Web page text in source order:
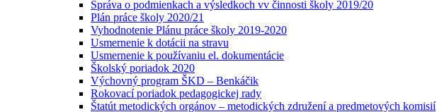
Správa o podmienkach a výsledkoch vv činnosti školy 2019/20
Plán práce školy 2020/21
Vyhodnotenie Plánu práce školy 2019-2020
Usmernenie k dotácii na stravu
Usmernenie k používaniu el. dokumentácie
Školský poriadok 2020
Výchovný program ŠKD – Benkáčik
Rokovací poriadok pedagogickej rady
Štatút metodických orgánov – metodických združení a predmetových komisií